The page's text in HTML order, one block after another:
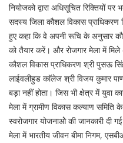
नियोजको द्वारा अधिसूचित रिक्तियों पर
सदस्य जिला कौशल विकास प्राधिकरण
हुए कहा कि वे अपनी रूचि के अनुसार
को तैयार करें। और रोजगार मेला में
कौशल विकास प्राधिकरण श्री पुसऊ
लाईवलीहुड काॅलेज श्री विजय कुमार
बड़ा नहीं होता। जिस भी क्षेत्र में युवा
मेला में ग्रामीण विकास कल्याण समिति के
स्वरोजगार योजनाओे की जानकारी दी
मेला में भारतीय जीवन बीमा निगम,